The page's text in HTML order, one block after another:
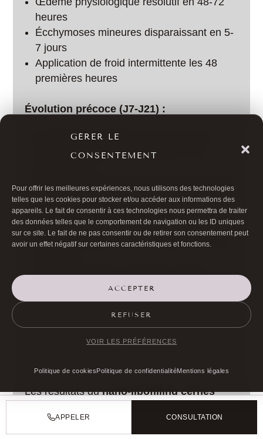
GÉRER LE
CONSENTEMENT
Pour offrir les meilleures expériences, nous utilisons des technologies
telles que les cookies pour stocker et/ou accéder aux informations des
appareils. Le fait de consentir à ces technologies nous permettra de traiter
des données telles que le comportement de navigation ou les ID uniques
sur ce site. Le fait de ne pas consentir ou de retirer son consentement peut
avoir un effet négatif sur certaines caractéristiques et fonctions.
ACCEPTER
REFUSER
VOIR LES PRÉFÉRENCES
Politique de cookiesPolitique de confidentialitéMentions légales
heures
Écchymoses mineures disparaissant en 5-
7 jours
Application de froid intermittente les 48
premières heures
Évolution précoce (J7-J21) :
Disparition complète des ecchymoses
Premiers signes d’amélioration de la
Reprise progressive des activités sportives
Résultats définitifs (1-6 mois) :
Évolution progressive de l’épaississement
Stabilisation du résultat vers le 6ème mois
RÉSULTATS ET AVANTAGES
DU NANO-LIPOFILLING
DES CERNES PIGMENTÉS
Les résultats dunano-lipofilling cernes
pigmentés
APPELER CONSULTATION